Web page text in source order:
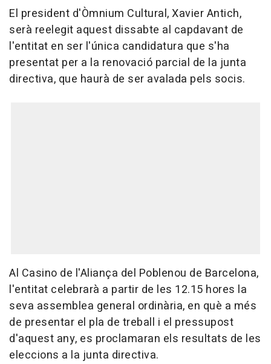
El president d'Òmnium Cultural, Xavier Antich,
serà reelegit aquest dissabte al capdavant de
l'entitat en ser l'única candidatura que s'ha
presentat per a la renovació parcial de la junta
directiva, que haurà de ser avalada pels socis.
Al Casino de l'Aliança del Poblenou de Barcelona,
l'entitat celebrarà a partir de les 12.15 hores la
seva assemblea general ordinària, en què a més
de presentar el pla de treball i el pressupost
d'aquest any, es proclamaran els resultats de les
eleccions a la junta directiva.